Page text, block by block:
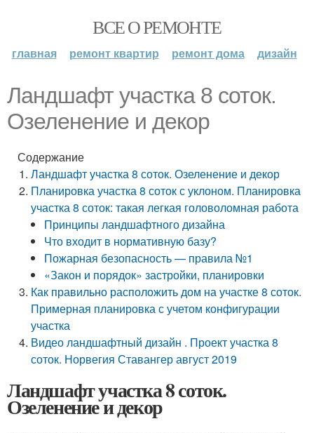
ВСЕ О РЕМОНТЕ
главная ремонт квартир ремонт дома дизайн
Ландшафт участка 8 соток.
Озеленение и декор
Содержание
Ландшафт участка 8 соток. Озеленение и декор
Планировка участка 8 соток с уклоном. Планировка
участка 8 соток: такая легкая головоломная работа
Принципы ландшафтного дизайна
Что входит в нормативную базу?
Пожарная безопасность — правила №1
«Закон и порядок» застройки, планировки
Как правильно расположить дом на участке 8 соток.
Примерная планировка с учетом конфигурации
участка
Видео ландшафтный дизайн . Проект участка 8
соток. Норвегия Ставангер август 2019
Ландшафт участка 8 соток.
Озеленение и декор